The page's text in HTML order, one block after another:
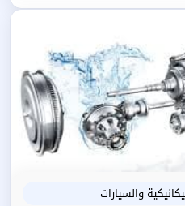
والسيارات